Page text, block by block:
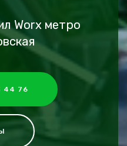
Worx метро
44 76